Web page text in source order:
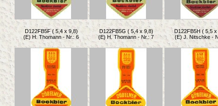
D122FB5F ( 5,4 x 9,8)
(E) H. Thomann - Nr.: 6
D122FB5G ( 5,4 x 9,8)
(E) H. Thomann - Nr.: 7
D122FB5H ( 5,5 x
(E) J. Nitschke -